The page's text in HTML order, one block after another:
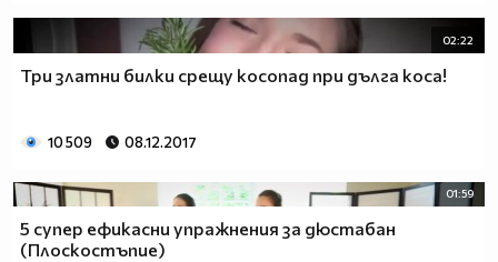
02:22
Три златни билки срещу косопад при дълга коса!
10 509 08.12.2017
01:59
5 супер ефикасни упражнения за дюстабан
(Плоскостъпие)